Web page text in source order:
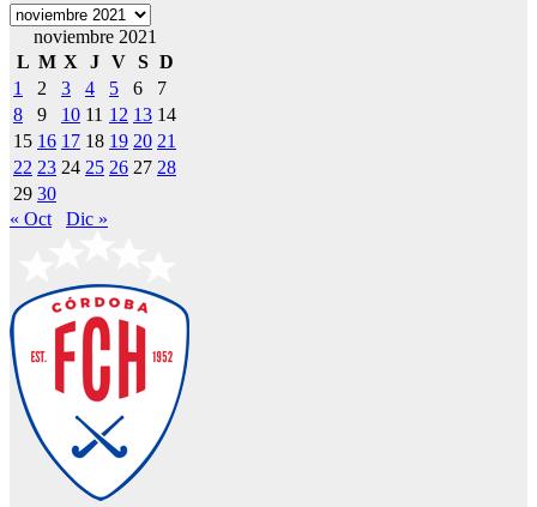
Archivos
noviembre 2021
L M X J V S D
1
2 3 4 5 6
7
8
9 10 11 12 13 14
15 16 17 18 19 20 21
22 23 24 25 26 27 28
29 30
« Oct
Dic »